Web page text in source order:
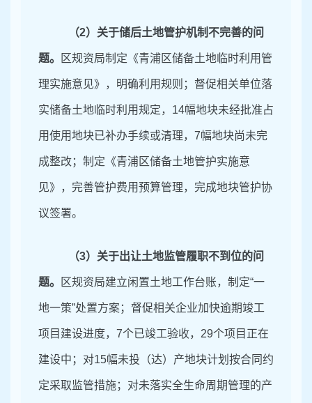
（2）关于储后土地管护机制不完善的问
题。 区规资局制定《青浦区储备土地临时利用管
理实施意见》，明确利用规则；督促相关单位落
实储备土地临时利用规定， 14幅地块未经批准占
用使用地块已补办手续或清理， 7幅地块尚未完
成整改； 制定《青浦区储备土地管护实施意
见》，完善管护费用预算管理，完成地块管护协
议签署。
（3）关于出让土地监管履职不到位的问
题。 区规资局建立闲置土地工作台账，制定“一
地一策”处置方案；督促相关企业加快逾期竣工
项目建设进度， 7个已竣工验收， 29个项目正在
建设中；对15幅未投（达）产地块计划按合同约
定采取监管措施；对未落实全生命周期管理的产